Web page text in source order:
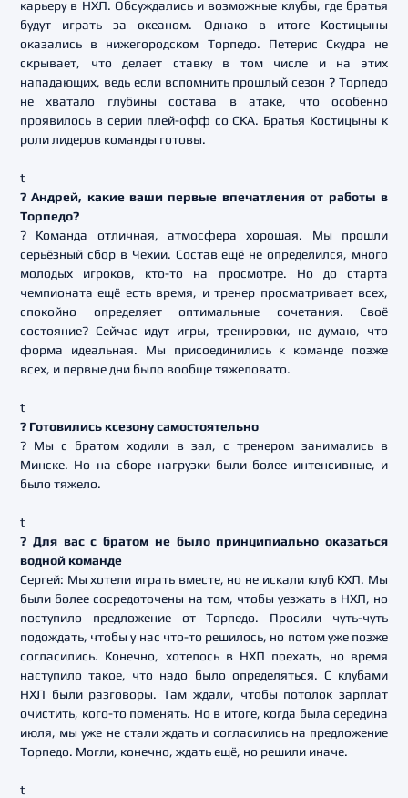
карьеру в НХЛ. Обсуждались и возможные клубы, где братья
будут играть за океаном. Однако в итоге Костицыны
оказались в нижегородском Торпедо. Петерис Скудра не
скрывает, что делает ставку в том числе и на этих
нападающих, ведь если вспомнить прошлый сезон ? Торпедо
не хватало глубины состава в атаке, что особенно
проявилось в серии плей-офф со СКА. Братья Костицыны к
роли лидеров команды готовы.
t
? Андрей, какие ваши первые впечатления от работы в
Торпедо?
? Команда отличная, атмосфера хорошая. Мы прошли
серьёзный сбор в Чехии. Состав ещё не определился, много
молодых игроков, кто-то на просмотре. Но до старта
чемпионата ещё есть время, и тренер просматривает всех,
спокойно определяет оптимальные сочетания. Своё
состояние? Сейчас идут игры, тренировки, не думаю, что
форма идеальная. Мы присоединились к команде позже
всех, и первые дни было вообще тяжеловато.
t
? Готовились ксезону самостоятельно
? Мы с братом ходили в зал, с тренером занимались в
Минске. Но на сборе нагрузки были более интенсивные, и
было тяжело.
t
? Для вас с братом не было принципиально оказаться
водной команде
Сергей: Мы хотели играть вместе, но не искали клуб КХЛ. Мы
были более сосредоточены на том, чтобы уезжать в НХЛ, но
поступило предложение от Торпедо. Просили чуть-чуть
подождать, чтобы у нас что-то решилось, но потом уже позже
согласились. Конечно, хотелось в НХЛ поехать, но время
наступило такое, что надо было определяться. С клубами
НХЛ были разговоры. Там ждали, чтобы потолок зарплат
очистить, кого-то поменять. Но в итоге, когда была середина
июля, мы уже не стали ждать и согласились на предложение
Торпедо. Могли, конечно, ждать ещё, но решили иначе.
t